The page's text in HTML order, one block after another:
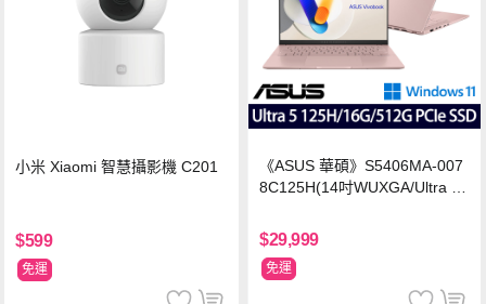
小米 Xiaomi 智慧攝影機 C201
$599
免運
《ASUS 華碩》S5406MA-007
8C125H(14吋WUXGA/Ultra 5
n11/二年保)
$29,999
免運